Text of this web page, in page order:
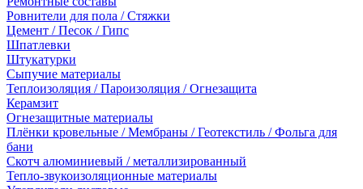
Ровнители для пола / Стяжки
Цемент / Песок / Гипс
Шпатлевки
Штукатурки
Сыпучие материалы
Теплоизоляция / Пароизоляция / Огнезащита
Керамзит
Огнезащитные материалы
Плёнки кровельные / Мембраны / Геотекстиль / Фольга для
бани
Скотч алюминиевый / металлизированный
Тепло-звукоизоляционные материалы